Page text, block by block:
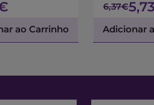
ao Carrinho
6,37€
Adicionar